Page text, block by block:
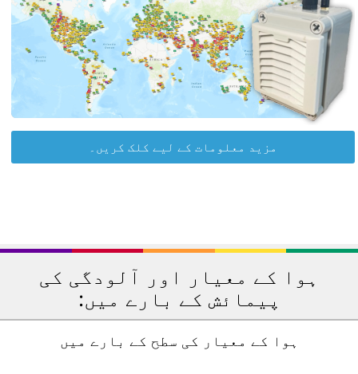
مزید معلومات کے لیے کلک کریں۔
ہوا کے معیار اور آلودگی کی
پیمائش کے بارے میں:
ہوا کے معیار کی سطح کے بارے میں